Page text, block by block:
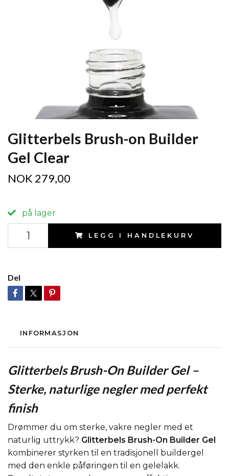
Glitterbels Brush-on Builder
Gel Clear
NOK 279,00
på lager
LEGG I HANDLEKURV
Del
INFORMASJON
Glitterbels Brush-On Builder Gel –
Sterke, naturlige negler med perfekt
finish
Drømmer du om sterke, vakre negler med et
naturlig uttrykk? Glitterbels Brush-On Builder Gel
kombinerer styrken til en tradisjonell buildergel
med den enkle påføringen til en gelelakk.